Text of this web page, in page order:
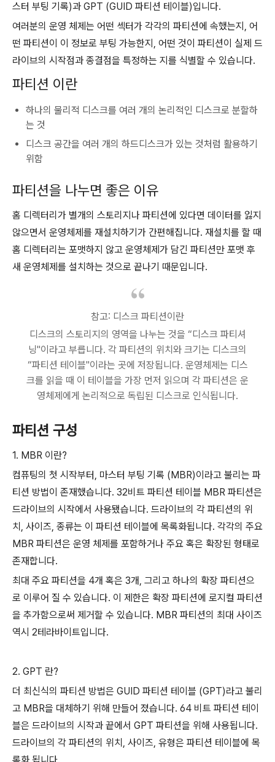
스터 부팅 기록)과 GPT (GUID 파티션 테이블)입니다.
여러분의 운영 체제는 어떤 섹터가 각각의 파티션에 속했는지, 어
떤 파티션이 이 정보로 부팅 가능한지, 어떤 것이 파티션이 실제 드
라이브의 시작점과 종결점을 특정하는 지를 식별할 수 있습니다.
파티션 이란
하나의 물리적 디스크를 여러 개의 논리적인 디스크로 분할하
는 것
디스크 공간을 여러 개의 하드디스크가 있는 것처럼 활용하기
위함
파티션을 나누면 좋은 이유
홈 디렉터리가 별개의 스토리지나 파티션에 있다면 데이터를 잃지
않으면서 운영체제를 재설치하기가 간편해집니다. 재설치를 할 때
홈 디렉터리는 포맷하지 않고 운영체제가 담긴 파티션만 포맷 후
새 운영체제를 설치하는 것으로 끝나기 때문입니다.
참고: 디스크 파티션이란
디스크의 스토리지의 영역을 나누는 것을 “디스크 파티셔
닝"이라고 부릅니다. 각 파티션의 위치와 크기는 디스크의
“파티션 테이블"이라는 곳에 저장됩니다. 운영체제는 디스
크를 읽을 때 이 테이블을 가장 먼저 읽으며 각 파티션은 운
영체제에게 논리적으로 독립된 디스크로 인식됩니다.
파티션 구성
1. MBR 이란?
컴퓨팅의 첫 시작부터, 마스터 부팅 기록 (MBR)이라고 불리는 파
티션 방법이 존재했습니다. 32비트 파티션 테이블 MBR 파티션은
드라이브의 시작에서 사용됐습니다. 드라이브의 각 파티션의 위
치, 사이즈, 종류는 이 파티션 테이블에 목록화됩니다. 각각의 주요
MBR 파티션은 운영 체제를 포함하거나 주요 혹은 확장된 형태로
존재합니다.
최대 주요 파티션을 4개 혹은 3개, 그리고 하나의 확장 파티션으
로 이루어 질 수 있습니다. 이 제한은 확장 파티션에 로지컬 파티션
을 추가함으로써 제거할 수 있습니다. MBR 파티션의 최대 사이즈
역시 2테라바이트입니다.
2. GPT 란?
더 최신식의 파티션 방법은 GUID 파티션 테이블 (GPT)라고 불리
고 MBR을 대체하기 위해 만들어 졌습니다. 64 비트 파티션 테이
블은 드라이브의 시작과 끝에서 GPT 파티션을 위해 사용됩니다.
드라이브의 각 파티션의 위치, 사이즈, 유형은 파티션 테이블에 목